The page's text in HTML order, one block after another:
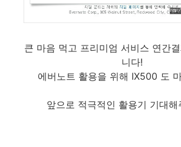
큰 마음 먹고 프리미엄 서비스 연간
니다!
에버노트 활용을 위해 IX500 도
앞으로 적극적인 활용기 기대해